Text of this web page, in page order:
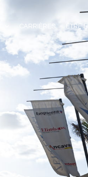
CARRIÈRES ÊTRE